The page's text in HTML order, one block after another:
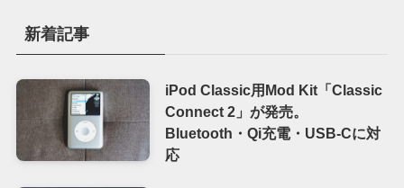
新着記事
iPod Classic用Mod Kit「Classic
Connect 2」が発売。
Bluetooth・Qi充電・USB-Cに対
応